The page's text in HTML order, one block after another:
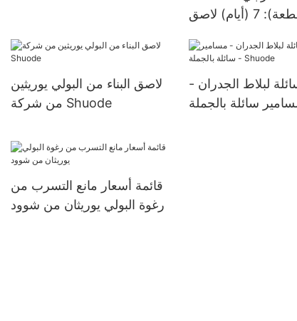
(قطعة): 7 (أيام) لاصق
بالجملة - Shuode
لاصق البناء من البولي يوريثين
من شركة Shuode
لبلاط الجدران -
سائلة بالجملة -
قائمة أسعار مانع التسرب من
رغوة البولي يوريثان من شوود